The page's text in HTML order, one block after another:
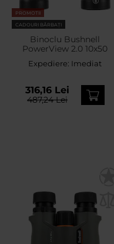
PROMOTII
CADOURI BĂRBAȚI
Binoclu Bushnell
PowerView 2.0 10x50
Expediere: Imediat
316,16 Lei
487,24 Lei